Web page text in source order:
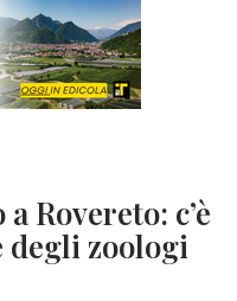
Rovereto: c’è
degli zoologi